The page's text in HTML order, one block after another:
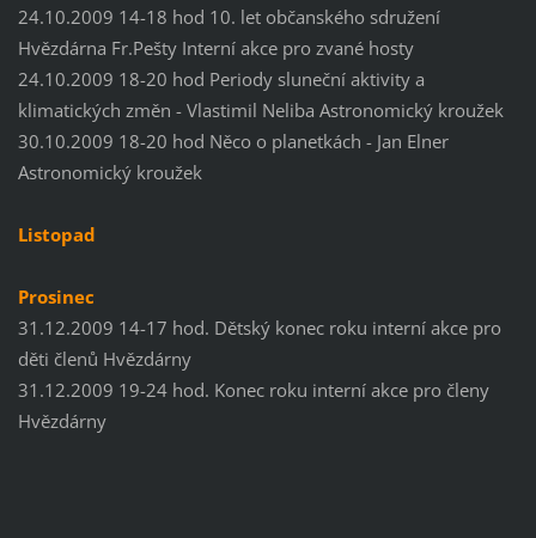
24.10.2009 14-18 hod 10. let občanského sdružení
Hvězdárna Fr.Pešty Interní akce pro zvané hosty
24.10.2009 18-20 hod Periody sluneční aktivity a
klimatických změn - Vlastimil Neliba Astronomický kroužek
30.10.2009 18-20 hod Něco o planetkách - Jan Elner
Astronomický kroužek
Listopad
Prosinec
31.12.2009 14-17 hod. Dětský konec roku interní akce pro
děti členů Hvězdárny
31.12.2009 19-24 hod. Konec roku interní akce pro členy
Hvězdárny